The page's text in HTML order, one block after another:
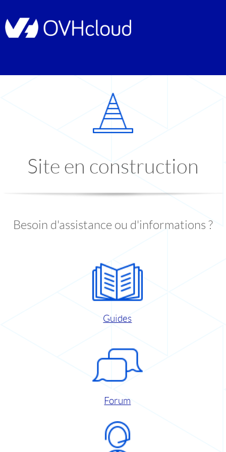
Site en construction
Besoin d'assistance ou d'informations ?
Guides
Forum